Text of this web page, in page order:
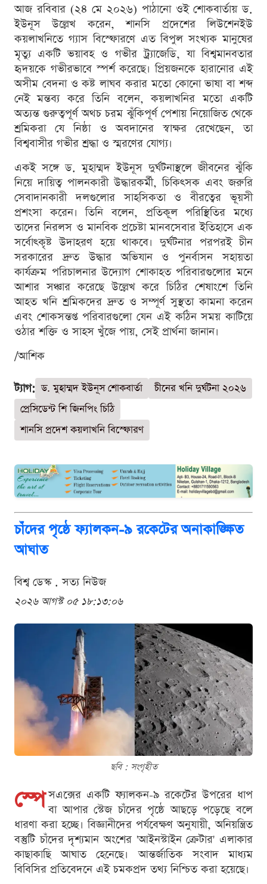
আজ রবিবার (২৪ মে ২০২৬) পাঠানো ওই শোকবার্তায় ড.
ইউনূস উল্লেখ করেন, শানসি প্রদেশের লিউশেনইউ
কয়লাখনিতে গ্যাস বিস্ফোরণে এত বিপুল সংখ্যক মানুষের
মৃত্যু একটি ভয়াবহ ও গভীর ট্র্যাজেডি, যা বিশ্বমানবতার
হৃদয়কে গভীরভাবে স্পর্শ করেছে। প্রিয়জনকে হারানোর এই
অসীম বেদনা ও কষ্ট লাঘব করার মতো কোনো ভাষা বা শব্দ
নেই মন্তব্য করে তিনি বলেন, কয়লাখনির মতো একটি
অত্যন্ত গুরুত্বপূর্ণ অথচ চরম ঝুঁকিপূর্ণ পেশায় নিয়োজিত থেকে
শ্রমিকরা যে নিষ্ঠা ও অবদানের স্বাক্ষর রেখেছেন, তা
বিশ্ববাসীর গভীর শ্রদ্ধা ও স্মরণের যোগ্য।
একই সঙ্গে ড. মুহাম্মদ ইউনূস দুর্ঘটনাস্থলে জীবনের ঝুঁকি
নিয়ে দায়িত্ব পালনকারী উদ্ধারকর্মী, চিকিৎসক এবং জরুরি
সেবাদানকারী দলগুলোর সাহসিকতা ও বীরত্বের ভূয়সী
প্রশংসা করেন। তিনি বলেন, প্রতিকূল পরিস্থিতির মধ্যে
তাদের নিরলস ও মানবিক প্রচেষ্টা মানবসেবার ইতিহাসে এক
সর্বোৎকৃষ্ট উদাহরণ হয়ে থাকবে। দুর্ঘটনার পরপরই চীন
সরকারের দ্রুত উদ্ধার অভিযান ও পুনর্বাসন সহায়তা
কার্যক্রম পরিচালনার উদ্যোগ শোকাহত পরিবারগুলোর মনে
আশার সঞ্চার করেছে উল্লেখ করে চিঠির শেষাংশে তিনি
আহত খনি শ্রমিকদের দ্রুত ও সম্পূর্ণ সুস্থতা কামনা করেন
এবং শোকসন্তপ্ত পরিবারগুলো যেন এই কঠিন সময় কাটিয়ে
ওঠার শক্তি ও সাহস খুঁজে পায়, সেই প্রার্থনা জানান।
/আশিক
ট্যাগ: ড. মুহাম্মদ ইউনূস শোকবার্তা
চীনের খনি দুর্ঘটনা ২০২৬
প্রেসিডেন্ট শি জিনপিং চিঠি
শানসি প্রদেশ কয়লাখনি বিস্ফোরণ
চাঁদের পৃষ্ঠে ফ্যালকন-৯ রকেটের অনাকাঙ্ক্ষিত
আঘাত
বিশ্ব ডেস্ক . সত্য নিউজ
২০২৬ আগস্ট ০৫ ১৮:১৩:০৬
ছবি : সংগৃহীত
স্পে সএক্সের একটি ফ্যালকন-৯ রকেটের উপরের ধাপ
বা আপার স্টেজ চাঁদের পৃষ্ঠে আছড়ে পড়েছে বলে
ধারণা করা হচ্ছে। বিজ্ঞানীদের পর্যবেক্ষণ অনুযায়ী, অনিয়ন্ত্রিত
বস্তুটি চাঁদের দৃশ্যমান অংশের 'আইনস্টাইন ক্রেটার' এলাকার
কাছাকাছি আঘাত হেনেছে। আন্তর্জাতিক সংবাদ মাধ্যম
বিবিসির প্রতিবেদনে এই চমকপ্রদ তথ্য নিশ্চিত করা হয়েছে।